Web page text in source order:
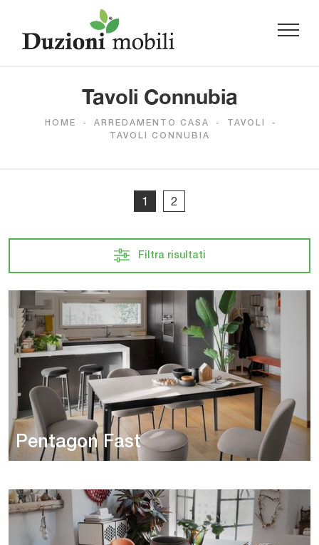
Tavoli Connubia
HOME - ARREDAMENTO CASA - TAVOLI
-
TAVOLI CONNUBIA
1 2
Filtra risultati
Pentagon Fast